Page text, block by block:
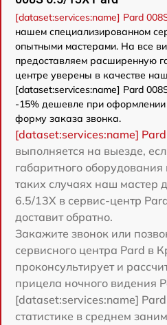
[dataset:services:name] Pard
нашем специализированном
опытными мастерами. На все
предоставляем расширенную
центре уверены в качестве
[dataset:services:name] Pard
-15% дешевле при оформлении
форму заказа звонка.
[dataset:services:name]
выполняется на выезде,
габаритного
таких случаях наш мастер
6.5/13X в сервис-центр
доставит обратно.
Закажите звонок или
сервисного центра Pard в
проконсультирует и
прицела ночного видения
[dataset:services:name]
статистике в среднем